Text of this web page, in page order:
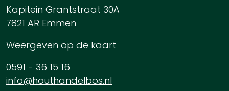
Kapitein Grantstraat 30A
7821 AR Emmen
Weergeven op de kaart
0591 - 36 15 16
info@houthandelbos.nl